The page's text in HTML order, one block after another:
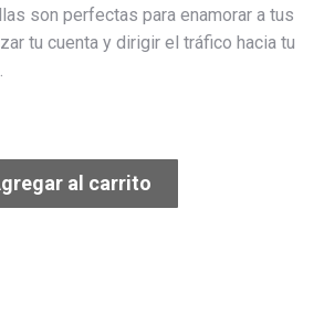
son perfectas para enamorar a tus
tu cuenta y dirigir el tráfico hacia tu
al carrito